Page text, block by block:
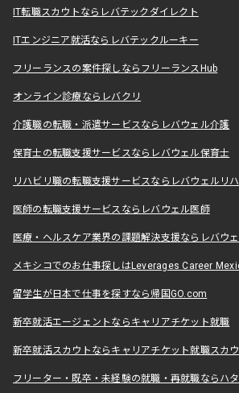
IT転職スカウトならレバテックダイレクト
ITエンジニア就活ならレバテックルーキー
フリーランスの案件探しならフリーランスHub
オンライン診療ならレバクリ
介護職の転職・派遣サービスならレバウェル介護
保育士の転職支援サービスならレバウェル保育士
リハビリ職の転職支援サービスならレバウェルリ
医師の転職支援サービスならレバウェル医師
医療・ヘルスケア業界の課題解決支援ならレバウ
メキシコでのお仕事探しはLeverages Career
留学生が日本で仕事を探すなら帰国GO.com
新卒就活エージェントならキャリアチケット就職
新卒就活スカウトならキャリアチケット就職スカ
フリーター・既卒・未経験の就職・再就職ならハ